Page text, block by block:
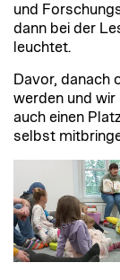
und
dann bei der
leuchtet.
Davor, danach
werden und wir
auch einen
selbst